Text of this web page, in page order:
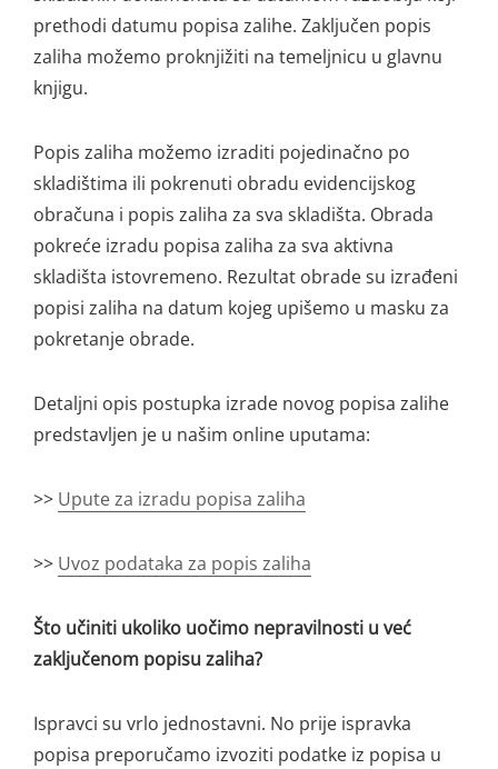
prethodi datumu popisa zalihe. Zaključen popis
zaliha možemo proknjižiti na temeljnicu u glavnu
knjigu.
Popis zaliha možemo izraditi pojedinačno po
skladištima ili pokrenuti obradu evidencijskog
obračuna i popis zaliha za sva skladišta. Obrada
pokreće izradu popisa zaliha za sva aktivna
skladišta istovremeno. Rezultat obrade su izrađeni
popisi zaliha na datum kojeg upišemo u masku za
pokretanje obrade.
Detaljni opis postupka izrade novog popisa zalihe
predstavljen je u našim online uputama:
>> Upute za izradu popisa zaliha
>> Uvoz podataka za popis zaliha
Što učiniti ukoliko uočimo nepravilnosti u već
zaključenom popisu zaliha?
Ispravci su vrlo jednostavni. No prije ispravka
popisa preporučamo izvoziti podatke iz popisa u